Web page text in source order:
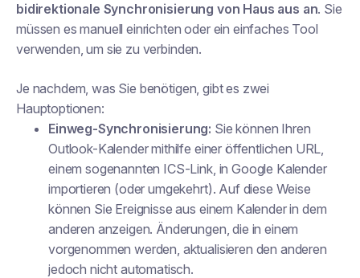
bidirektionale Synchronisierung von Haus aus an. Sie
müssen es manuell einrichten oder ein einfaches Tool
verwenden, um sie zu verbinden.
Je nachdem, was Sie benötigen, gibt es zwei
Hauptoptionen:
Einweg-Synchronisierung: Sie können Ihren
Outlook-Kalender mithilfe einer öffentlichen URL,
einem sogenannten ICS-Link, in Google Kalender
importieren (oder umgekehrt). Auf diese Weise
können Sie Ereignisse aus einem Kalender in dem
anderen anzeigen. Änderungen, die in einem
vorgenommen werden, aktualisieren den anderen
jedoch nicht automatisch.